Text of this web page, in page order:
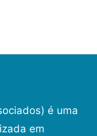
é uma
em